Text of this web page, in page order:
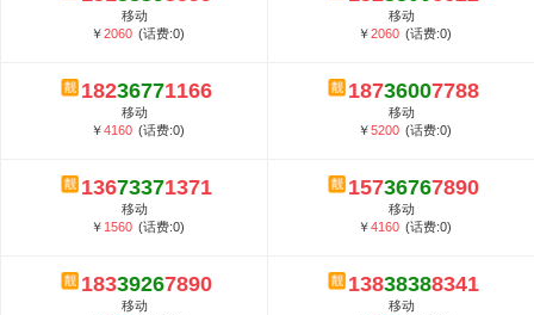
移动
￥2060 (话费:0)
移动
￥2060 (话费:0)
18236771166
移动
￥4160 (话费:0)
18736007788
移动
￥5200 (话费:0)
13673371371
移动
￥ 1560 (话费:0)
15736767890
移动
￥4160 (话费:0)
18339267890
移动
13838388341
移动